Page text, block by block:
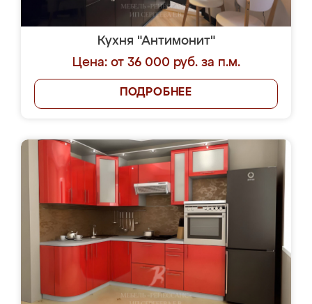
Кухня "Антимонит"
Цена: от 36 000 руб. за п.м.
ПОДРОБНЕЕ